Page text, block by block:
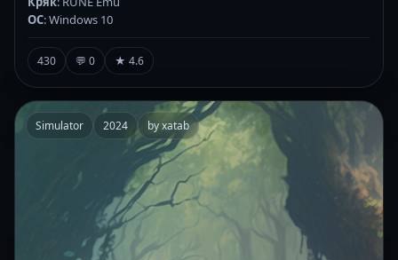
ОС: Windows 10
430 💬 0 ★ 4.6
Simulator 2024 by xatab